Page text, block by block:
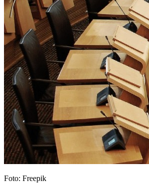
Foto: Freepik